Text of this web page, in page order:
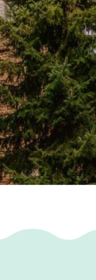
afkomstig
Annakapel
steen links
te